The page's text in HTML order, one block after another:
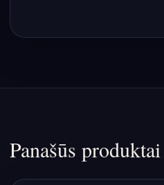
Panašūs produktai